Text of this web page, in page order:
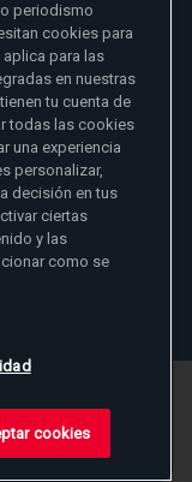
reservados.
de privacidad.
aquí
para
periodismo
cookies para
para las
en nuestras
tu cuenta de
todas las cookies
una experiencia
personalizar,
decisión en tus
ciertas
y las
como se
cookies